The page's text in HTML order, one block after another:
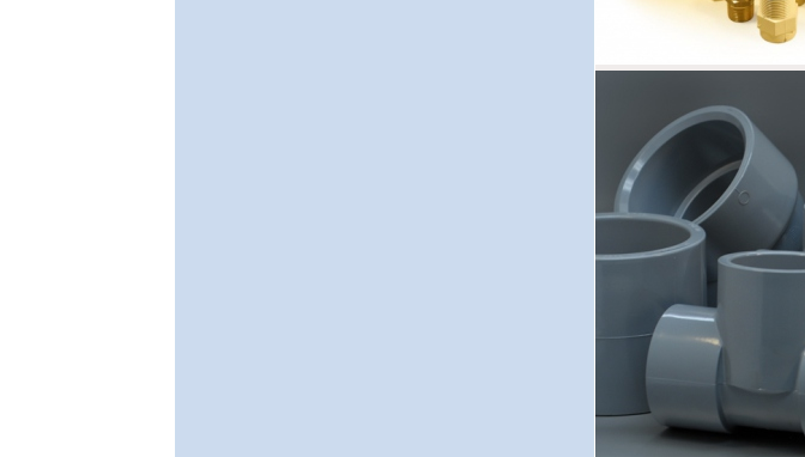
materiálmije vo
systémov firmy
rodinné a viac
kancelárske
obchodné centrá
nemocnice a
hotely a
pamiatkové
bazény
hospodárske
potravinársky
chemické a iné